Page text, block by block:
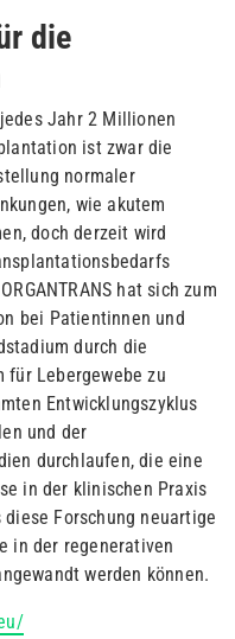
die
Jahr 2 Millionen
ist zwar die
normaler
wie akutem
doch derzeit wird
hat sich zum
bei Patientinnen und
durch die
für Lebergewebe zu
Entwicklungszyklus
und der
durchlaufen, die eine
in der klinischen Praxis
Forschung neuartige
in der regenerativen
werden können.